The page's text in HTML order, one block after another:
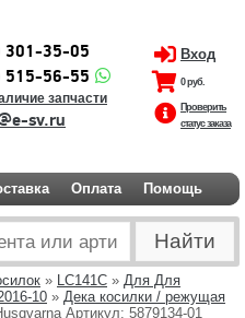
301-35-05
515-56-55
запчасти
sv.ru
Вход
0 руб.
Проверить
статус заказа
Оплата Помощь
» LC141C » Для Для
10 » Дека косилки / режущая
Артикул: 5879134-01